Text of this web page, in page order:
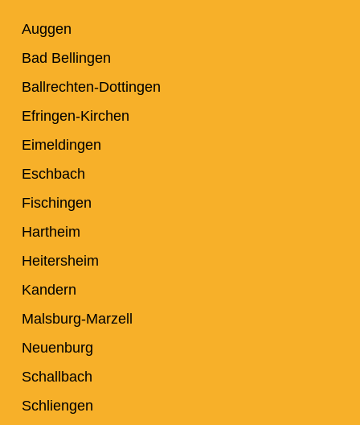
Auggen
Bad Bellingen
Ballrechten-Dottingen
Efringen-Kirchen
Eimeldingen
Eschbach
Fischingen
Hartheim
Heitersheim
Kandern
Malsburg-Marzell
Neuenburg
Schallbach
Schliengen